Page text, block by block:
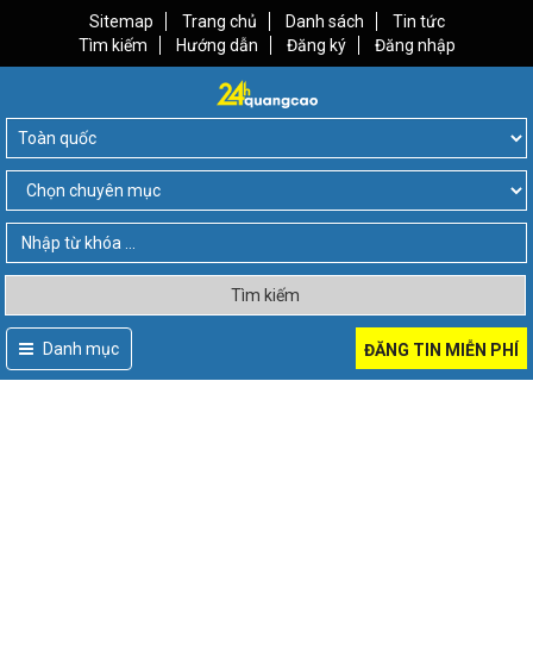
Sitemap Trang chủ Danh sách
Tin tức
Tìm kiếm
Hướng dẫn Đăng ký Đăng nhập
Tìm kiếm
Danh mục ĐĂNG TIN MIỄN PHÍ